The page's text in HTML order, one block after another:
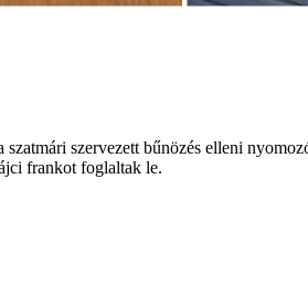
szervezett bűnözés elleni
frankot foglaltak le.